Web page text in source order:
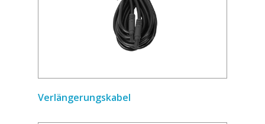
Verlängerungskabel